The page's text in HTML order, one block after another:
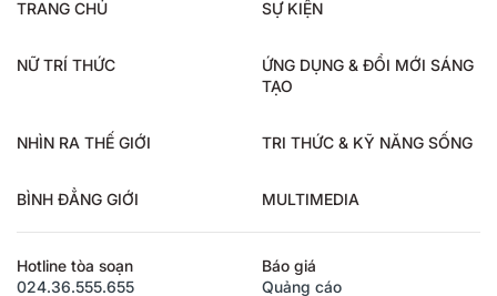
TRANG CHỦ SỰ KIỆN
NỮ TRÍ THỨC
ỨNG DỤNG & ĐỔI MỚI SÁNG
TẠO
NHÌN RA THẾ GIỚI TRI THỨC & KỸ NĂNG SỐNG
BÌNH ĐẲNG GIỚI MULTIMEDIA
Hotline tòa soạn
024.36.555.655
Báo giá
Quảng cáo